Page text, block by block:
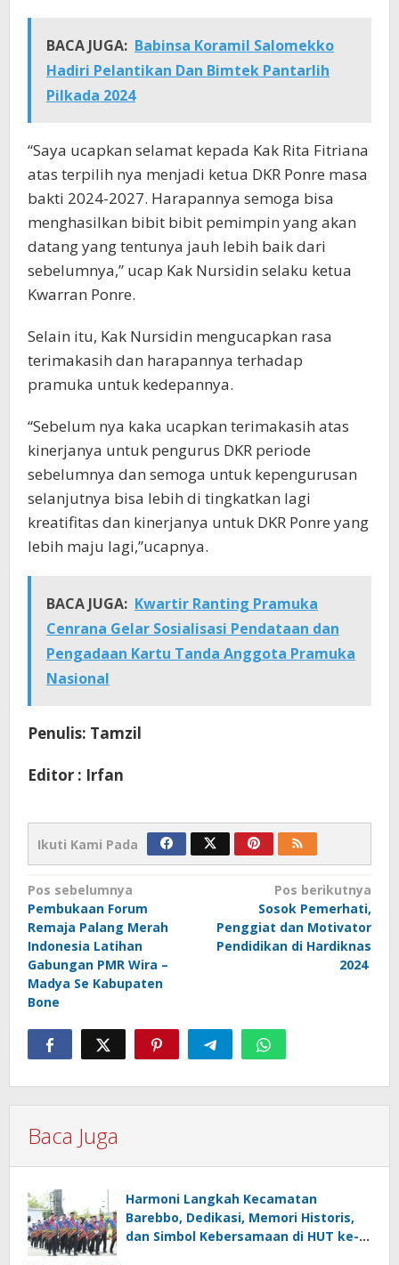
BACA JUGA: Babinsa Koramil Salomekko
Hadiri Pelantikan Dan Bimtek Pantarlih
Pilkada 2024
“Saya ucapkan selamat kepada Kak Rita Fitriana
atas terpilih nya menjadi ketua DKR Ponre masa
bakti 2024-2027. Harapannya semoga bisa
menghasilkan bibit bibit pemimpin yang akan
datang yang tentunya jauh lebih baik dari
sebelumnya,” ucap Kak Nursidin selaku ketua
Kwarran Ponre.
Selain itu, Kak Nursidin mengucapkan rasa
terimakasih dan harapannya terhadap
pramuka untuk kedepannya.
“Sebelum nya kaka ucapkan terimakasih atas
kinerjanya untuk pengurus DKR periode
sebelumnya dan semoga untuk kepengurusan
selanjutnya bisa lebih di tingkatkan lagi
kreatifitas dan kinerjanya untuk DKR Ponre yang
lebih maju lagi,”ucapnya.
BACA JUGA: Kwartir Ranting Pramuka
Cenrana Gelar Sosialisasi Pendataan dan
Pengadaan Kartu Tanda Anggota Pramuka
Nasional
Penulis: Tamzil
Editor : Irfan
Ikuti Kami Pada
Navigasi
pos
Pos sebelumnya
Pembukaan Forum
Remaja Palang Merah
Indonesia Latihan
Gabungan PMR Wira –
Madya Se Kabupaten
Bone
Pos berikutnya
Sosok Pemerhati,
Penggiat dan Motivator
Pendidikan di Hardiknas
2024
Baca Juga
Harmoni Langkah Kecamatan
Barebbo, Dedikasi, Memori Historis,
dan Simbol Kebersamaan di HUT ke-